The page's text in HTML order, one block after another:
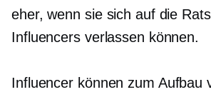
eher, wenn sie sich auf die
Influencers verlassen können.
Influencer können zum Aufbau